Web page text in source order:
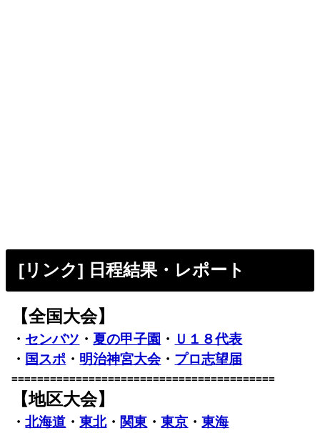
[リンク] 日程結果・レポート
【全国大会】
・ センバツ ・ 夏の甲子園 ・ Ｕ１８代表
・ 国スポ ・ 明治神宮大会・ プロ志望届
=========================================
【地区大会】
・北海道 ・東北・ 関東 ・東京 ・東海